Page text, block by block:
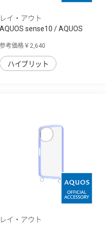
レイ・アウト
AQUOS sense10 / AQUOS
参考価格￥2,640
ハイブリット
レイ・アウト